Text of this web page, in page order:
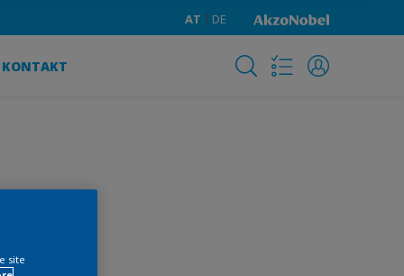
AT DE
KONTAKT
site